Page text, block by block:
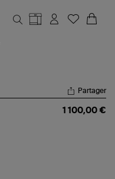
Partager
1 100,00 €